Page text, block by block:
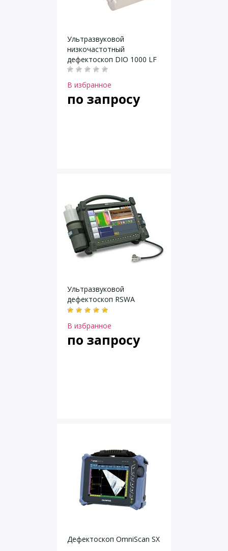
Ультразвуковой
низкочастотный
дефектоскоп DIO 1000 LF
В избранное
по запросу
Ультразвуковой
дефектоскоп RSWA
В избранное
по запросу
Дефектоскоп OmniScan SX